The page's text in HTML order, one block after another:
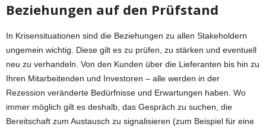
Beziehungen auf den Prüfstand
In Krisensituationen sind die Beziehungen zu allen Stakeholdern
ungemein wichtig. Diese gilt es zu prüfen, zu stärken und eventuell
neu zu verhandeln. Von den Kunden über die Lieferanten bis hin zu
Ihren Mitarbeitenden und Investoren – alle werden in der
Rezession veränderte Bedürfnisse und Erwartungen haben. Wo
immer möglich gilt es deshalb, das Gespräch zu suchen, die
Bereitschaft zum Austausch zu signalisieren (zum Beispiel für eine